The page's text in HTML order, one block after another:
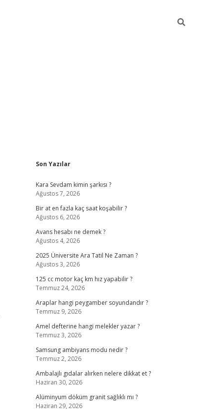
Sidebar
Son Yazılar
Kara Sevdam kimin şarkısı ?
Ağustos 7, 2026
Bir at en fazla kaç saat koşabilir ?
Ağustos 6, 2026
Avans hesabı ne demek ?
Ağustos 4, 2026
2025 Üniversite Ara Tatil Ne Zaman ?
Ağustos 3, 2026
125 cc motor kaç km hız yapabilir ?
Temmuz 24, 2026
Araplar hangi peygamber soyundandır ?
Temmuz 9, 2026
Amel defterine hangi melekler yazar ?
Temmuz 3, 2026
Samsung ambiyans modu nedir ?
Temmuz 2, 2026
Ambalajlı gıdalar alırken nelere dikkat et ?
Haziran 30, 2026
Alüminyum döküm granit sağlıklı mı ?
Haziran 29, 2026